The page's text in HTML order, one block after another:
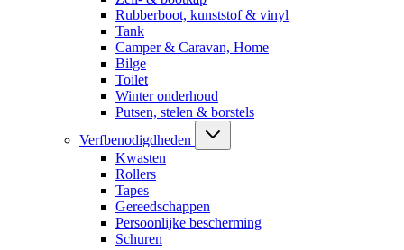
Rubberboot, kunststof & vinyl
Tank
Camper & Caravan, Home
Bilge
Toilet
Winter onderhoud
Putsen, stelen & borstels
Verfbenodigdheden
Kwasten
Rollers
Tapes
Gereedschappen
Persoonlijke bescherming
Schuren